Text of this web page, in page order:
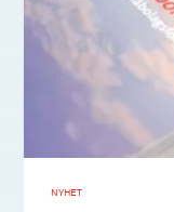
NYHET